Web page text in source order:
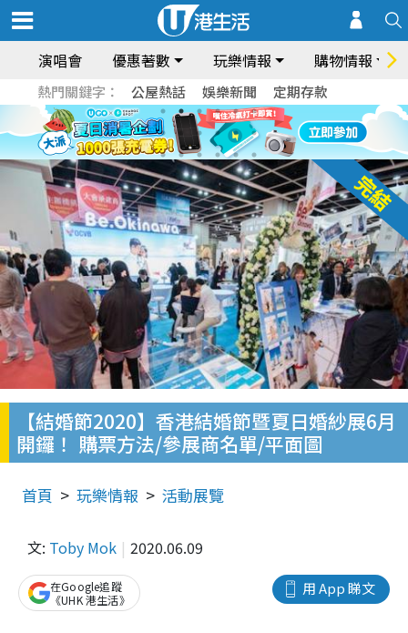
演唱會 優惠著數 玩樂情報 購物情報
熱門關鍵字： 公屋熱話 娛樂新聞 定期存款
【結婚節2020】香港結婚節暨夏日婚紗展6月
開鑼！ 購票方法/參展商名單/平面圖
首頁 玩樂情報 活動展覽
文: Toby Mok 2020.06.09
用 App 睇文
在Google追蹤
《UHK 港生活》